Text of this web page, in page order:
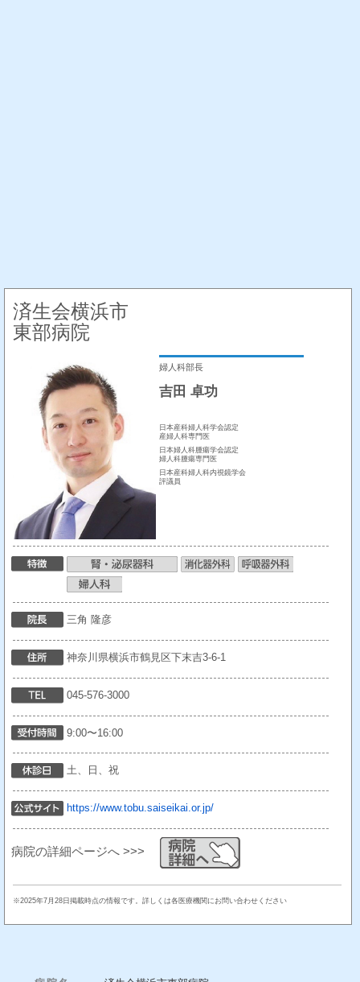
済生会横浜市
東部病院
婦人科部長
吉田 卓功
日本産科婦人科学会認定
産婦人科専門医
日本婦人科腫瘍学会認定
婦人科腫瘍専門医
日本産科婦人科内視鏡学会
評議員
三角 隆彦
神奈川県横浜市鶴見区下末吉3-6-1
045-576-3000
9:00〜16:00
土、日、祝
https://www.tobu.saiseikai.or.jp/
病院の詳細ページへ >>>
※2025年7月28日掲載時点の情報です。詳しくは各医療機関にお問い合わせください